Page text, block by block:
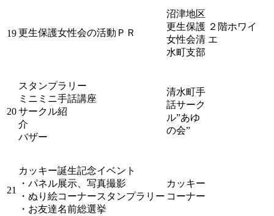
19 更生保護女性会の活動ＰＲ
沼津地区
更生保護
女性会清
水町支部
２階ホワイ
エ
20
スタンプラリー
ミニミニ手話講座
サークル紹
介
バザー
清水町手
話サーク
ル”あゆ
の会”
21
カッキー誕生記念イベント
・パネル展示、写真撮影
・ぬり絵コーナースタンプラリー
・お友達名前総選挙
カッキー
コーナー